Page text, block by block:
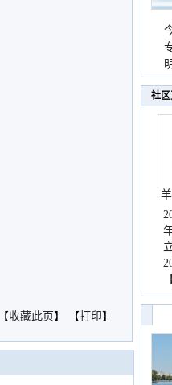
【收藏此页 】 【打印】
社